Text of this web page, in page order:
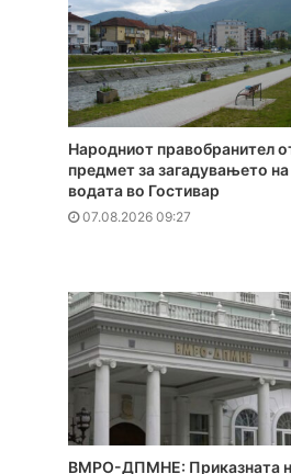
Народниот правобранител
предмет за загадувањето на
водата во Гостивар
07.08.2026 09:27
ВМРО-ДПМНЕ: Приказната